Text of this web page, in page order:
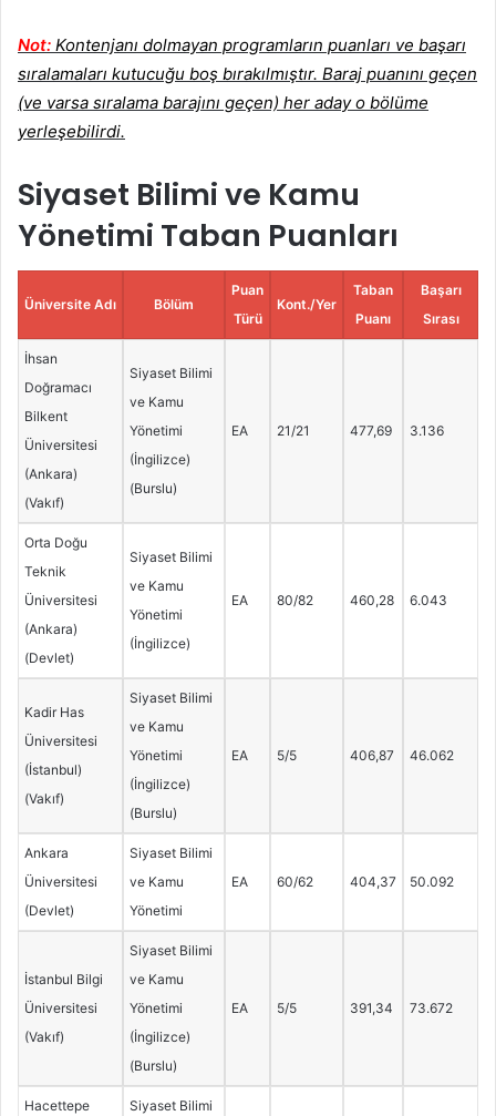
Not: Kontenjanı dolmayan programların puanları ve başarı
sıralamaları kutucuğu boş bırakılmıştır. Baraj puanını geçen
(ve varsa sıralama barajını geçen) her aday o bölüme
yerleşebilirdi.
Siyaset Bilimi ve Kamu
Yönetimi Taban Puanları
Üniversite Adı Bölüm
Puan
Türü
Kont./Yer
Taban
Puanı
Başarı
Sırası
İhsan
Doğramacı
Bilkent
Üniversitesi
(Ankara)
(Vakıf)
Siyaset Bilimi
ve Kamu
Yönetimi
(İngilizce)
(Burslu)
EA 21/21 477,69 3.136
Orta Doğu
Teknik
Üniversitesi
(Ankara)
(Devlet)
Siyaset Bilimi
ve Kamu
Yönetimi
(İngilizce)
EA 80/82 460,28 6.043
Kadir Has
Üniversitesi
(İstanbul)
(Vakıf)
Siyaset Bilimi
ve Kamu
Yönetimi
(İngilizce)
(Burslu)
EA 5/5 406,87 46.062
Ankara
Üniversitesi
(Devlet)
Siyaset Bilimi
ve Kamu
Yönetimi
EA 60/62 404,37 50.092
İstanbul Bilgi
Üniversitesi
(Vakıf)
Siyaset Bilimi
ve Kamu
Yönetimi
(İngilizce)
(Burslu)
EA 5/5 391,34 73.672
Hacettepe
Siyaset Bilimi